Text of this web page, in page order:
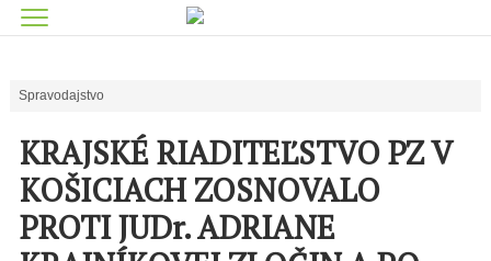
Spravodajstvo
KRAJSKÉ RIADITEĽSTVO PZ V
KOŠICIACH ZOSNOVALO
PROTI JUDr. ADRIANE